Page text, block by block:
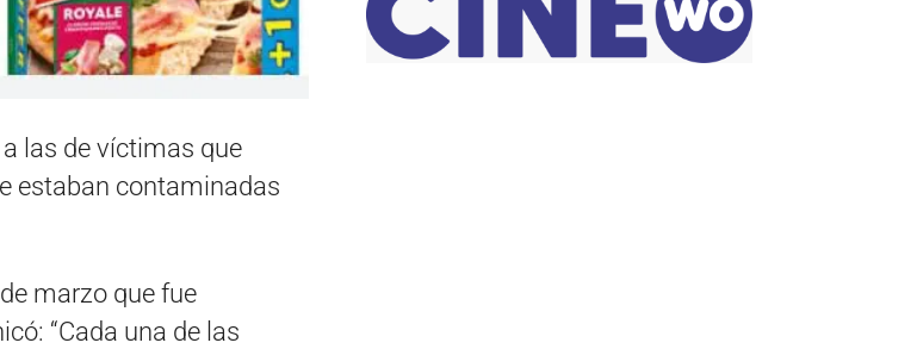
las de víctimas que
estaban contaminadas
marzo que fue
“Cada una de las